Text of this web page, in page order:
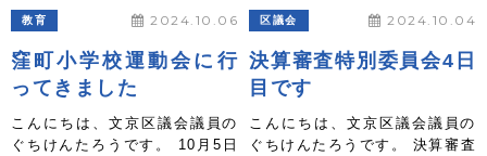
教育 2024.10.06
窪町小学校運動会に行
ってきました
こんにちは、文京区議会議員の
ぐちけんたろうです。 10月5日
区議会 2024.10.04
決算審査特別委員会4日
目です
こんにちは、文京区議会議員の
ぐちけんたろうです。 決算審査